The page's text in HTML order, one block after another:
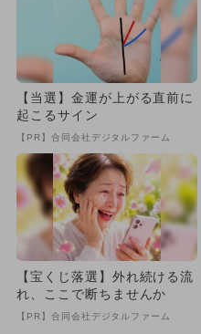
【当選】金運が上がる直前に
起こるサイン
【PR】合同会社デジタルファーム
【宝くじ落選】外れ続ける流
れ、ここで断ちませんか
【PR】合同会社デジタルファーム